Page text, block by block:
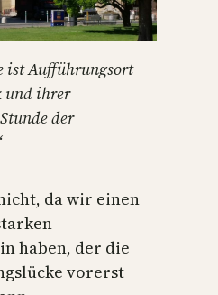
ist Aufführungsort
und ihrer
der
da wir einen
haben, der die
vorerst